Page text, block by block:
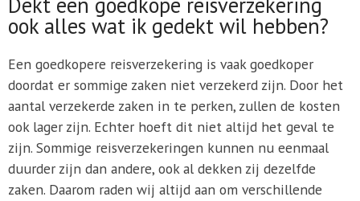
ook alles wat ik gedekt wil hebben?
Een goedkopere reisverzekering is vaak goedkoper
doordat er sommige zaken niet verzekerd zijn. Door het
aantal verzekerde zaken in te perken, zullen de kosten
ook lager zijn. Echter hoeft dit niet altijd het geval te
zijn. Sommige reisverzekeringen kunnen nu eenmaal
duurder zijn dan andere, ook al dekken zij dezelfde
zaken. Daarom raden wij altijd aan om verschillende